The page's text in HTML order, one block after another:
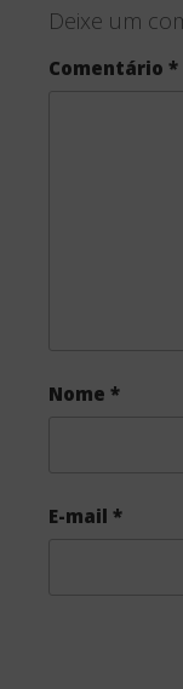
Deixe um
Comentário *
Nome *
E-mail *